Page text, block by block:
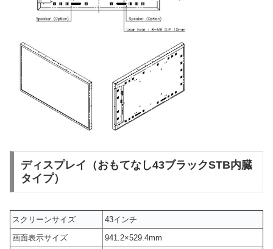
ディスプレイ（おもてなし43ブラックSTB内臓
タイプ）
スクリーンサイズ
43インチ
画面表示サイズ
941.2×529.4mm